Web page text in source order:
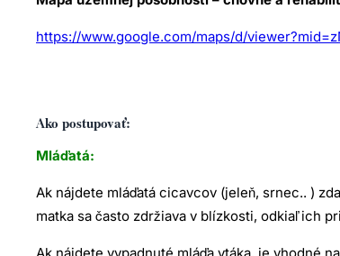
https://www.google.com/maps/d/
Ako postupovať:
Mláďatá:
Ak nájdete mláďatá cicavcov (jeleň, srnec.. )
matka sa často zdržiava v blízkosti, odkiaľ ich